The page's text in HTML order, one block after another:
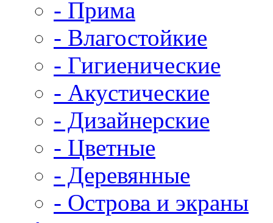
- Прима
- Влагостойкие
- Гигиенические
- Акустические
- Дизайнерские
- Цветные
- Деревянные
- Острова и экраны